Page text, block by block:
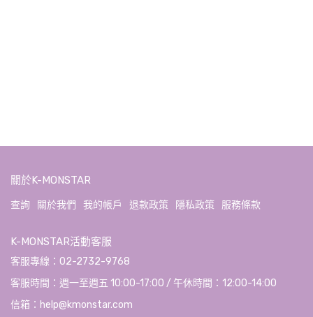
關於K-MONSTAR
查詢 關於我們 我的帳戶 退款政策 隱私政策 服務條款
K-MONSTAR活動客服
客服專線：02-2732-9768
客服時間：週一至週五 10:00-17:00 / 午休時間：12:00-14:00
信箱：help@kmonstar.com